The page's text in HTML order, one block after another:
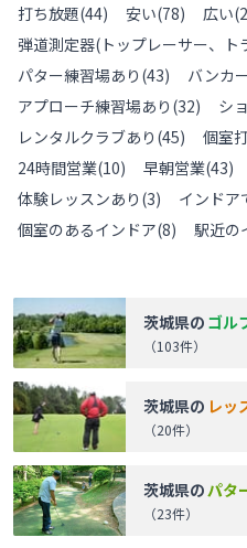
打ち放題(44) 安い(78) 広い
弾道測定器(トップレーサー、ト
パター練習場あり (43) バンカ
アプローチ練習場あり (32) シ
レンタルクラブあり (45) 個室
24時間営業(10) 早朝営業(43)
体験レッスンあり (3) インドア
個室のあるインドア(8) 駅近の
茨城県の ゴル
（103件）
茨城県の レッ
（20件）
茨城県のパタ
（23件）